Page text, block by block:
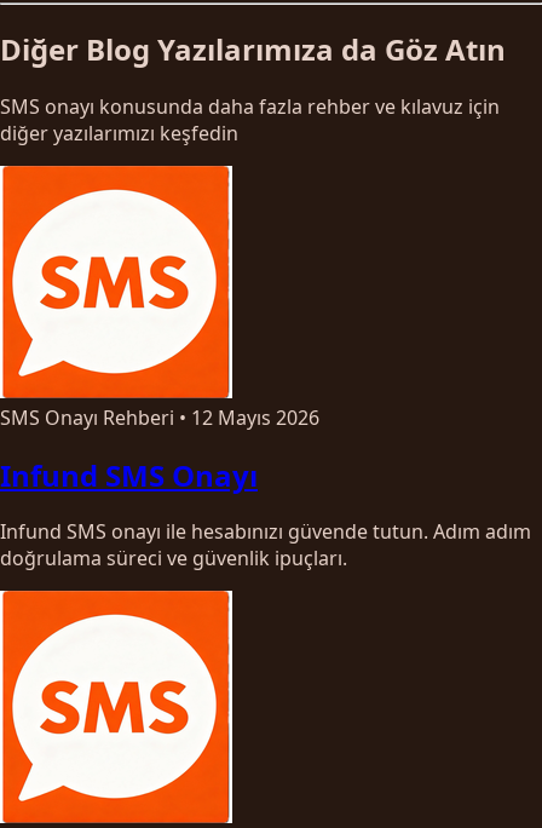
Diğer Blog Yazılarımıza da Göz Atın
SMS onayı konusunda daha fazla rehber ve kılavuz için
diğer yazılarımızı keşfedin
SMS Onayı Rehberi • 12 Mayıs 2026
Infund SMS Onayı
Infund SMS onayı ile hesabınızı güvende tutun. Adım adım
doğrulama süreci ve güvenlik ipuçları.